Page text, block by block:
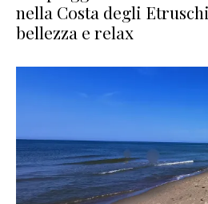
nella Costa degli
bellezza e relax